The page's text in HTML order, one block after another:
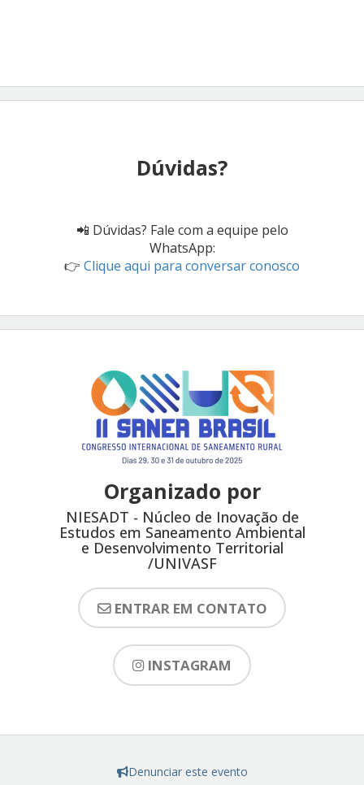
Dúvidas?
📲 Dúvidas? Fale com a equipe pelo
WhatsApp:
👉 Clique aqui para conversar conosco
Organizado por
NIESADT - Núcleo de Inovação de
Estudos em Saneamento Ambiental
e Desenvolvimento Territorial
/UNIVASF
ENTRAR EM CONTATO
INSTAGRAM
Denunciar este evento